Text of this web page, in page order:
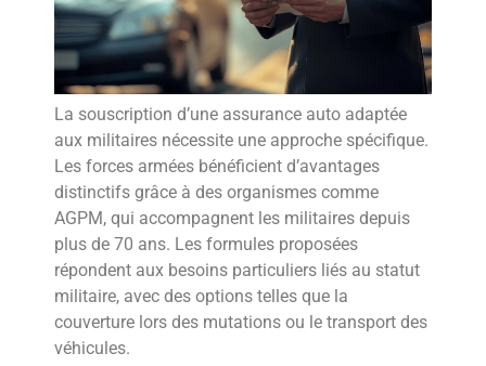
La souscription d’une assurance auto adaptée
aux militaires nécessite une approche spécifique.
Les forces armées bénéficient d’avantages
distinctifs grâce à des organismes comme
AGPM, qui accompagnent les militaires depuis
plus de 70 ans. Les formules proposées
répondent aux besoins particuliers liés au statut
militaire, avec des options telles que la
couverture lors des mutations ou le transport des
véhicules.